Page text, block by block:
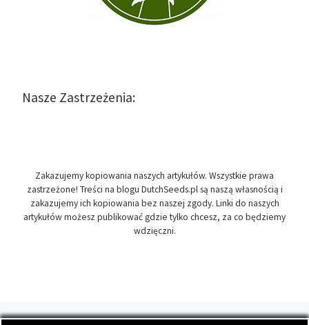
Nasze Zastrzeżenia:
Zakazujemy kopiowania naszych artykułów. Wszystkie prawa
zastrzeżone! Treści na blogu DutchSeeds.pl są naszą własnością i
zakazujemy ich kopiowania bez naszej zgody. Linki do naszych
artykułów możesz publikować gdzie tylko chcesz, za co będziemy
wdzięczni.